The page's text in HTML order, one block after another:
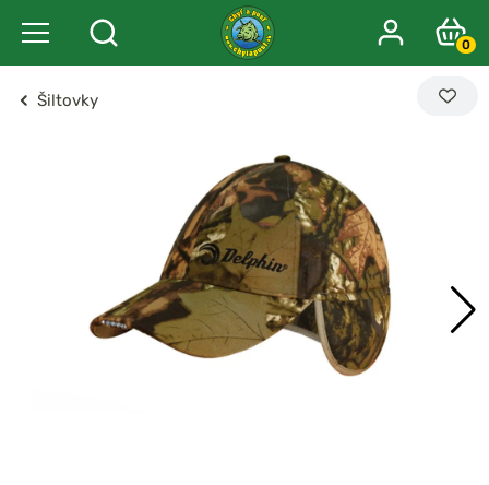
0
Šiltovky